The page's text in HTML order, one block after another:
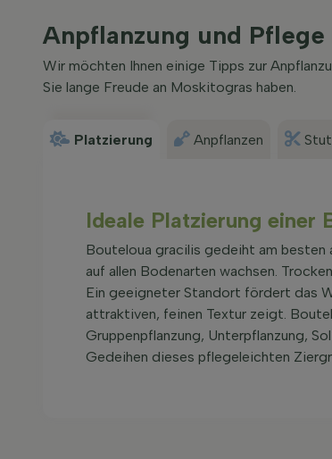
Anpflanzung und
Wir möchten Ihnen einige Tipps zur
Sie lange Freude an Moskitogras haben.
Platzierung Anpflanzen
Ideale Platzierung einer
Bouteloua gracilis gedeiht am besten
auf allen Bodenarten wachsen.
Ein geeigneter Standort fördert das
attraktiven, feinen Textur zeigt.
Gruppenpflanzung, Unterpflanzung,
Gedeihen dieses pflegeleichten